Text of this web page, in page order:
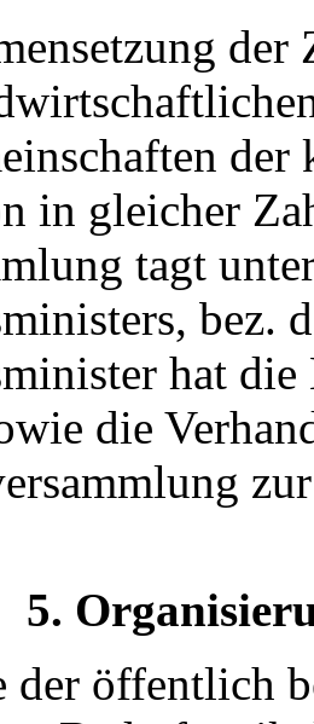
in gleicher
tagt
bez.
hat die
die
5.
der öffentlich